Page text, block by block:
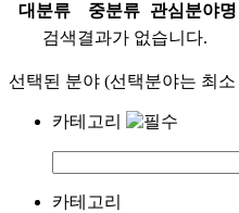
대분류
중분류
관심분야명
검색결과가 없습니다.
선택된 분야 (선택분야는 최
카테고리
카테고리